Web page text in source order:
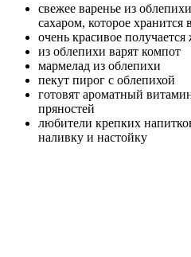
свежее варенье из
сахаром, которое хранится
очень красивое
из облепихи варят компот
мармелад из облепихи
пекут пирог с облепихой
готовят ароматный
пряностей
любители крепких
наливку и настойку